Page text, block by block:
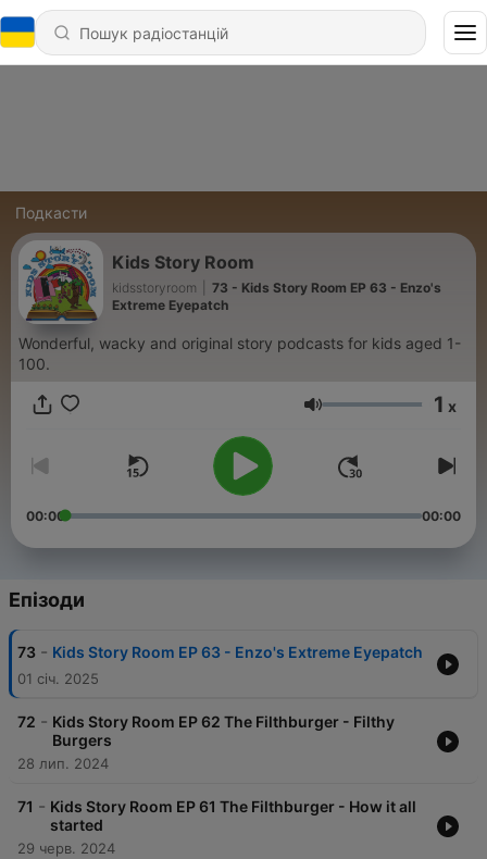
Подкасти
Kids Story Room
kidsstoryroom
73 - Kids Story Room EP 63 - Enzo's
Extreme Eyepatch
Wonderful, wacky and original story podcasts for kids aged 1-
100.
Гучність 1 x
00:00 00:00
Епізоди
73 - Kids Story Room EP 63 - Enzo's Extreme Eyepatch
01 січ. 2025
72 - Kids Story Room EP 62 The Filthburger - Filthy
Burgers
28 лип. 2024
71 - Kids Story Room EP 61 The Filthburger - How it all
started
29 черв. 2024